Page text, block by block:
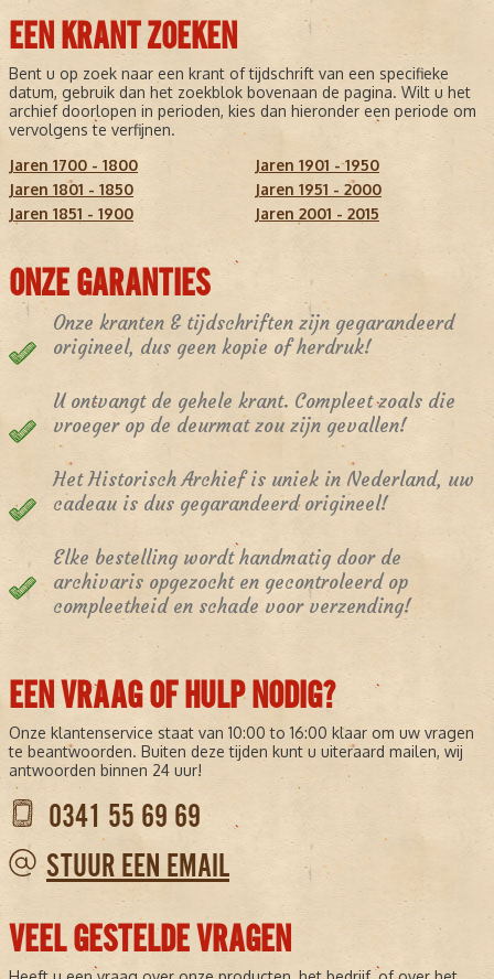
EEN KRANT ZOEKEN
Bent u op zoek naar een krant of tijdschrift van een specifieke
datum, gebruik dan het zoekblok bovenaan de pagina. Wilt u het
archief doorlopen in perioden, kies dan hieronder een periode om
vervolgens te verfijnen.
Jaren 1700 - 1800
Jaren 1801 - 1850
Jaren 1851 - 1900
Jaren 1901 - 1950
Jaren 1951 - 2000
Jaren 2001 - 2015
ONZE GARANTIES
Onze kranten & tijdschriften zijn gegarandeerd
origineel, dus geen kopie of herdruk!
U ontvangt de gehele krant. Compleet zoals die
vroeger op de deurmat zou zijn gevallen!
Het Historisch Archief is uniek in Nederland, uw
cadeau is dus gegarandeerd origineel!
Elke bestelling wordt handmatig door de
archivaris opgezocht en gecontroleerd op
compleetheid en schade voor verzending!
EEN VRAAG OF HULP NODIG?
Onze klantenservice staat van 10:00 to 16:00 klaar om uw vragen
te beantwoorden. Buiten deze tijden kunt u uiteraard mailen, wij
antwoorden binnen 24 uur!
0341 55 69 69
STUUR EEN EMAIL
VEEL GESTELDE VRAGEN